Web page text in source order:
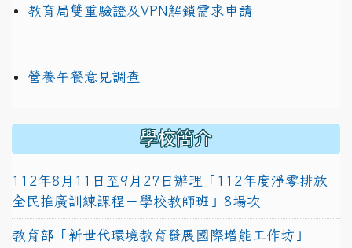
教育局雙重驗證及VPN解鎖需求申請
營養午餐意見調查
學校簡介
112年8月11日至9月27日辦理「112年度淨零排放
全民推廣訓練課程－學校教師班」8場次
教育部「新世代環境教育發展國際增能工作坊」